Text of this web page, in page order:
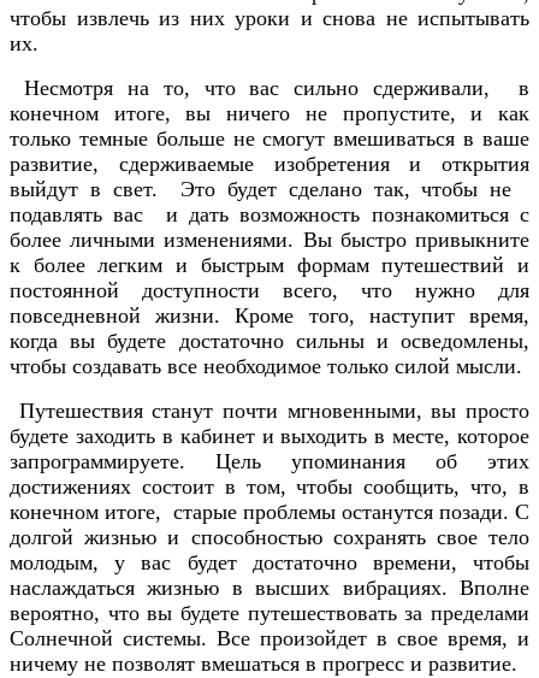
чтобы извлечь из них уроки и снова не испытывать
их.
Несмотря на то, что вас сильно сдерживали, в
конечном итоге, вы ничего не пропустите, и как
только темные больше не смогут вмешиваться в ваше
развитие, сдерживаемые изобретения и открытия
выйдут в свет. Это будет сделано так, чтобы не
подавлять вас и дать возможность познакомиться с
более личными изменениями. Вы быстро привыкните
к более легким и быстрым формам путешествий и
постоянной доступности всего, что нужно для
повседневной жизни. Кроме того, наступит время,
когда вы будете достаточно сильны и осведомлены,
чтобы создавать все необходимое только силой мысли.
Путешествия станут почти мгновенными, вы просто
будете заходить в кабинет и выходить в месте, которое
запрограммируете. Цель упоминания об этих
достижениях состоит в том, чтобы сообщить, что, в
конечном итоге, старые проблемы останутся позади. С
долгой жизнью и способностью сохранять свое тело
молодым, у вас будет достаточно времени, чтобы
наслаждаться жизнью в высших вибрациях. Вполне
вероятно, что вы будете путешествовать за пределами
Солнечной системы. Все произойдет в свое время, и
ничему не позволят вмешаться в прогресс и развитие.